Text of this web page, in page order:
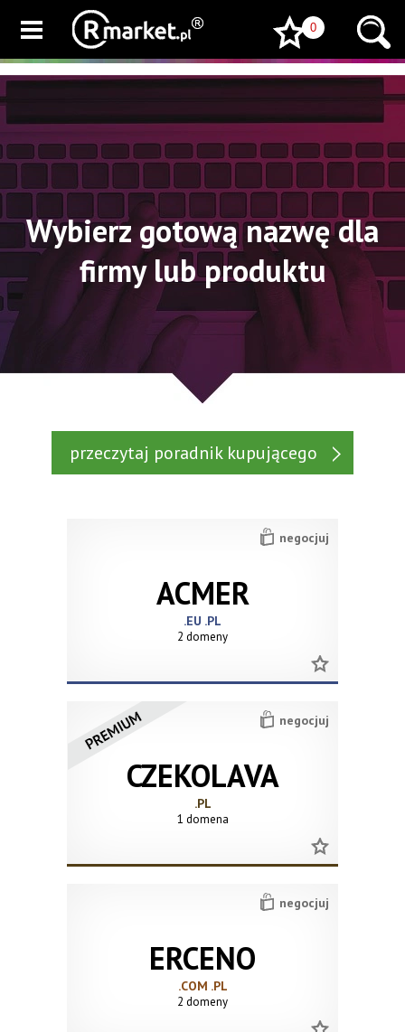
0
Wybierz gotową nazwę dla
firmy lub produktu
przeczytaj poradnik kupującego
ACMER
.EU .PL
negocjuj
2 domeny
CZEKOLAVA
.PL
negocjuj
1 domena
ERCENO
.COM .PL
negocjuj
2 domeny